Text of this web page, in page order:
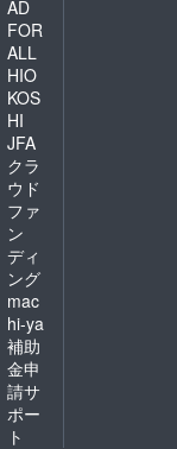
AD
FOR
ALL
HIO
KOS
HI
JFA
クラ
ウド
ファ
ン
ディ
ング
mac
hi-ya
補助
金申
請サ
ポー
ト